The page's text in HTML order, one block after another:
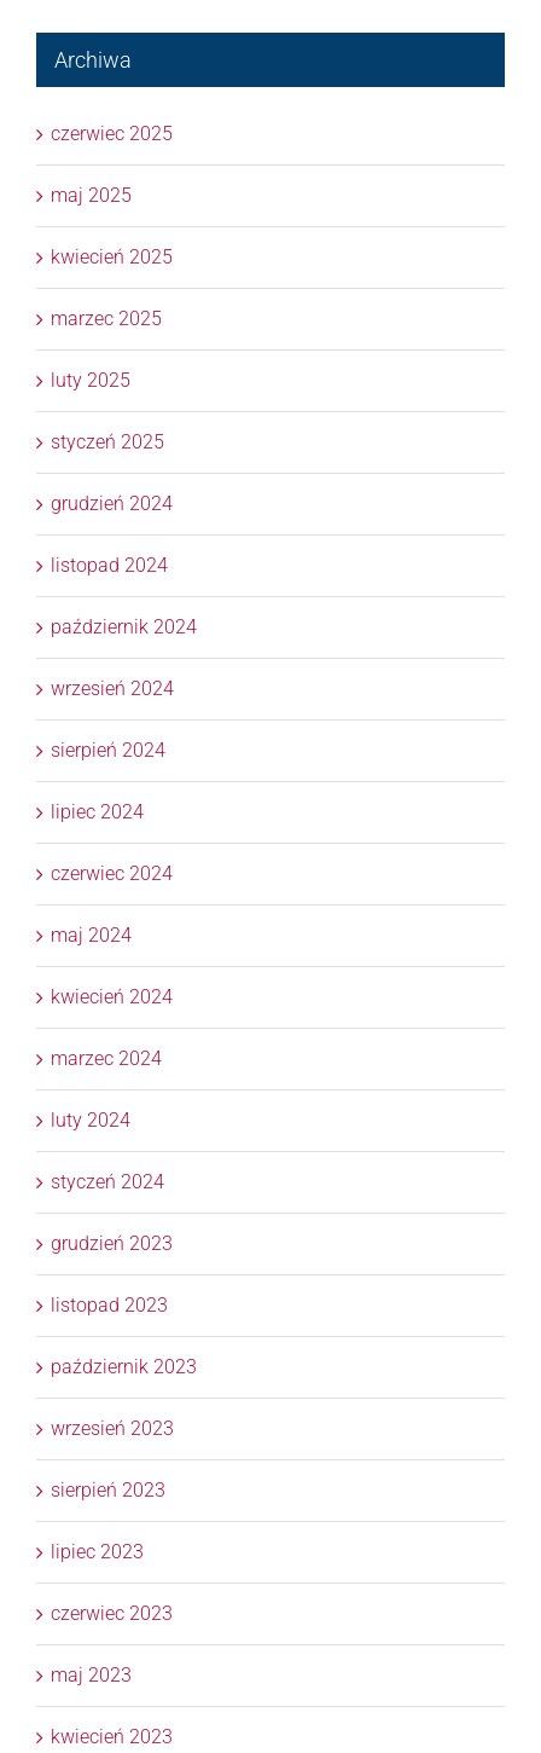
Archiwa
czerwiec 2025
maj 2025
kwiecień 2025
marzec 2025
luty 2025
styczeń 2025
grudzień 2024
listopad 2024
październik 2024
wrzesień 2024
sierpień 2024
lipiec 2024
czerwiec 2024
maj 2024
kwiecień 2024
marzec 2024
luty 2024
styczeń 2024
grudzień 2023
listopad 2023
październik 2023
wrzesień 2023
sierpień 2023
lipiec 2023
czerwiec 2023
maj 2023
kwiecień 2023